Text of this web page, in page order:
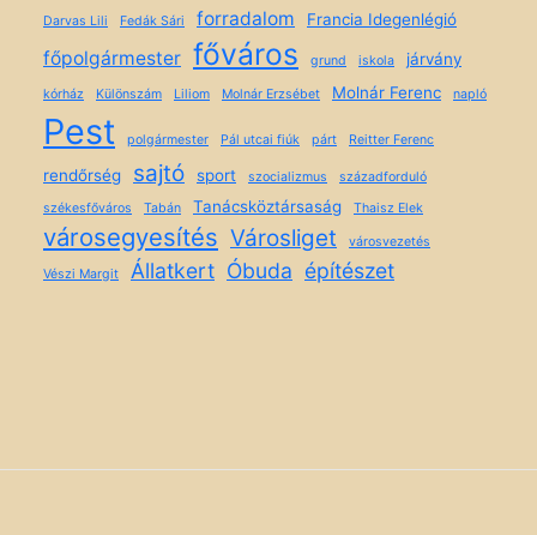
Darvas Lili Fedák Sári forradalom Francia Idegenlégió
főpolgármester főváros grund iskola járvány
kórház Különszám Liliom Molnár Erzsébet Molnár Ferenc napló
Pest polgármester Pál utcai fiúk párt Reitter Ferenc
rendőrség sajtó sport szocializmus
századforduló
székesfőváros
Tabán Tanácsköztársaság Thaisz Elek
városegyesítés Városliget városvezetés
Vészi Margit Állatkert Óbuda építészet